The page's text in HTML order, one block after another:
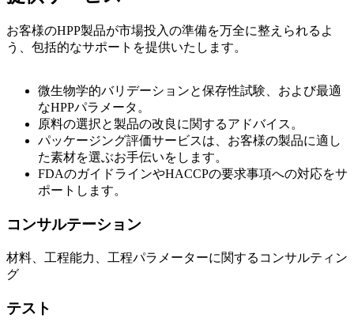
お客様のHPP製品が市場投入の準備を万全に整えられるよ
う、包括的なサポートを提供いたします。
微生物学的バリデーションと保存性試験、および最適
なHPPパラメータ。
原料の選択と製品の改良に関するアドバイス。
パッケージング評価サービスは、お客様の製品に適し
た素材を選ぶお手伝いをします。
FDAのガイドラインやHACCPの要求事項への対応をサ
ポートします。
コンサルテーション
材料、工程能力、工程パラメーターに関するコンサルティン
グ
テスト